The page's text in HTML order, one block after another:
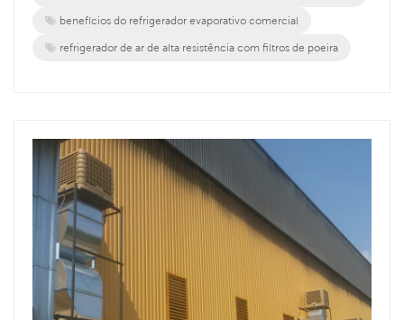
380 W vs. sistemas de CA de 1,5 kW+ (modelo XZ13-080)
benefícios do refrigerador evaporativo comercial
refrigerador de ar de alta resistência com filtros de poeira